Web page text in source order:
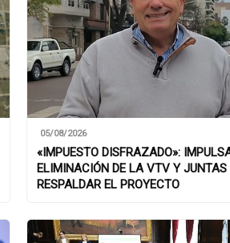
05/08/2026
«IMPUESTO DISFRAZADO»:
ELIMINACIÓN DE LA VTV Y
RESPALDAR EL PROYECTO